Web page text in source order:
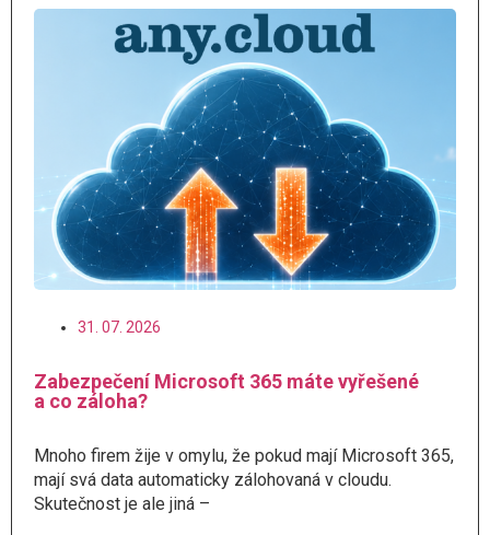
31. 07. 2026
Zabezpečení Microsoft 365 máte vyřešené
a co záloha?
Mnoho firem žije v omylu, že pokud mají Microsoft 365,
mají svá data automaticky zálohovaná v cloudu.
Skutečnost je ale jiná –